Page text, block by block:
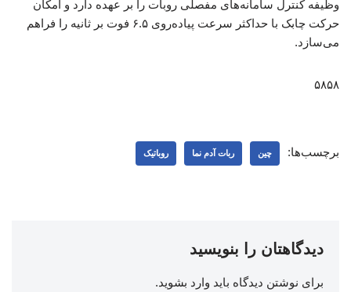
وظیفه کنترل سامانه‌های مفصلی روبات را بر عهده دارد و امکان
حرکت چابک با حداکثر سرعت پیاده‌روی ۶.۵ فوت بر ثانیه را فراهم
می‌سازد.
۵۸۵۸
برچسب‌ها: چین ربات آدم نما روباتیک
دیدگاهتان را بنویسید
برای نوشتن دیدگاه باید وارد بشوید.